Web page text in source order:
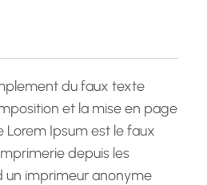
du faux texte
et la mise en page
Lorem Ipsum est le faux
depuis les
un imprimeur anonyme